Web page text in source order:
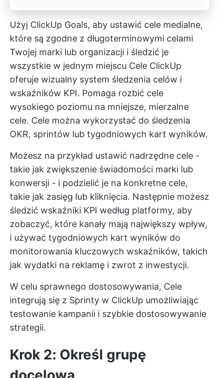
Użyj ClickUp Goals, aby ustawić cele medialne,
które są zgodne z długoterminowymi celami
Twojej marki lub organizacji i śledzić je
wszystkie w jednym miejscu Cele ClickUp
oferuje wizualny system śledzenia celów i
wskaźników KPI. Pomaga rozbić cele
wysokiego poziomu na mniejsze, mierzalne
cele. Cele można wykorzystać do śledzenia
OKR, sprintów lub tygodniowych kart wyników.
Możesz na przykład ustawić nadrzędne cele -
takie jak zwiększenie świadomości marki lub
konwersji - i podzielić je na konkretne cele,
takie jak zasięg lub kliknięcia. Następnie możesz
śledzić wskaźniki KPI według platformy, aby
zobaczyć, które kanały mają największy wpływ,
i używać tygodniowych kart wyników do
monitorowania kluczowych wskaźników, takich
jak wydatki na reklamę i zwrot z inwestycji.
W celu sprawnego dostosowywania, Cele
integrują się z Sprinty w ClickUp umożliwiając
testowanie kampanii i szybkie dostosowywanie
strategii.
Krok 2: Określ grupę